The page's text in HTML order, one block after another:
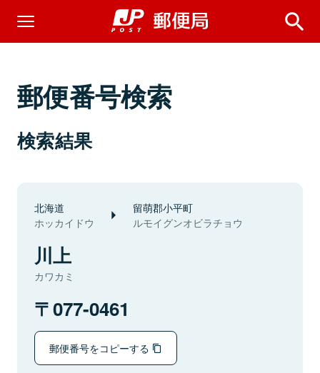
郵便番号検索
検索結果
北海道
ホッカイドウ
留萌郡小平町
ルモイグンオビラチョウ
川上
カワカミ
077-0461
郵便番号をコピーする